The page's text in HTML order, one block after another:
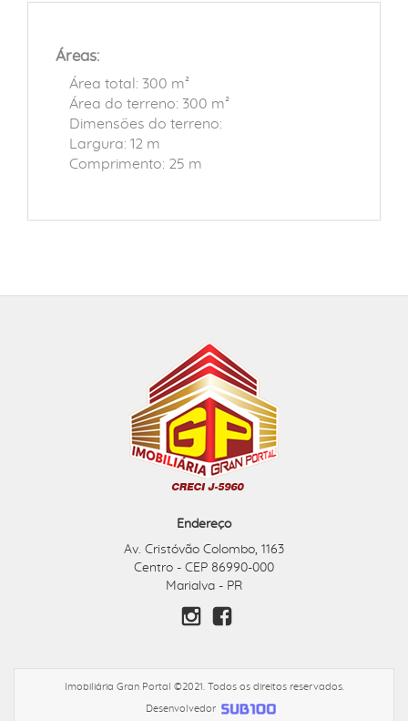
Áreas:
Área total: 300 m²
Área do terreno: 300 m²
Dimensões do terreno:
Largura: 12 m
Comprimento: 25 m
Endereço
Av. Cristóvão Colombo, 1163
Centro - CEP 86990-000
Marialva - PR
Imobiliária Gran Portal ©2021. Todos os direitos reservados.
Desenvolvedor